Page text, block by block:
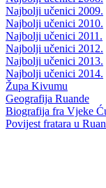
Najbolji učenici 2009.
Najbolji učenici 2010.
Najbolji učenici 2011.
Najbolji učenici 2012.
Najbolji učenici 2013.
Najbolji učenici 2014.
Župa Kivumu
Geografija Ruande
Biografija fra Vjeke
Povijest fratara u